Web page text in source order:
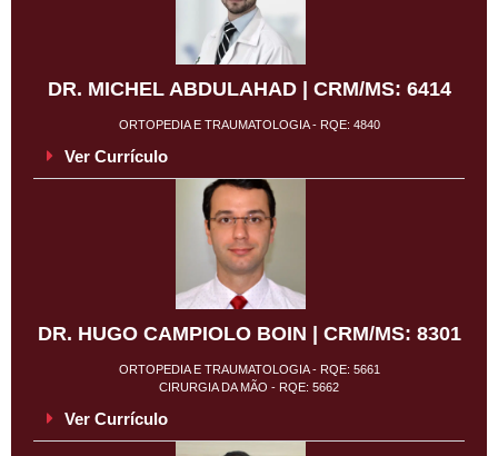
DR. MICHEL ABDULAHAD | CRM/MS: 6414
ORTOPEDIA E TRAUMATOLOGIA - RQE: 4840
Ver Currículo
DR. HUGO CAMPIOLO BOIN | CRM/MS: 8301
ORTOPEDIA E TRAUMATOLOGIA - RQE: 5661
CIRURGIA DA MÃO - RQE: 5662
Ver Currículo